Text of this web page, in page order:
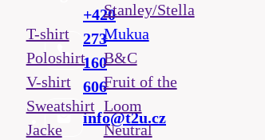
+420
273
160
606
info@t2u.cz
T-shirt
Poloshirt
V-shirt
Sweatshirt
Jacke
Stanley/Stella
Mukua
B&C
Fruit of the
Loom
Neutral